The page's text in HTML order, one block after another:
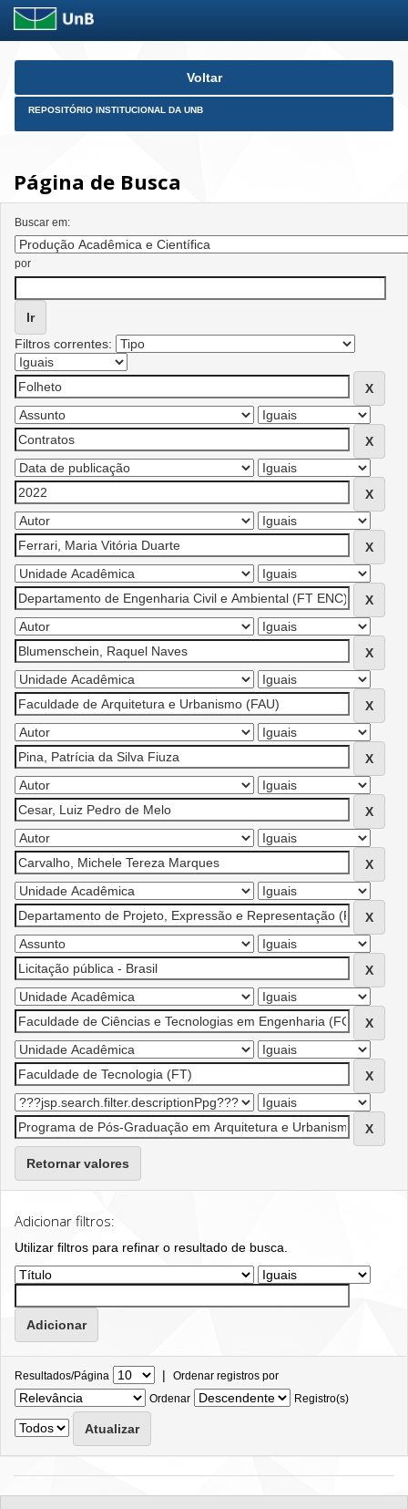
Skip
Voltar
REPOSITÓRIO INSTITUCIONAL DA UNB
Página de Busca
Buscar em:
por
Filtros correntes:
Retornar valores
Adicionar filtros:
Utilizar filtros para refinar o resultado de busca.
Resultados/Página | Ordenar registros por
Ordenar
Registro(s)